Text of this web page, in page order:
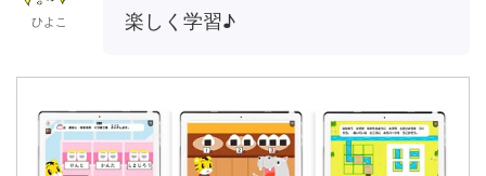
ひよこ
楽しく学習♪